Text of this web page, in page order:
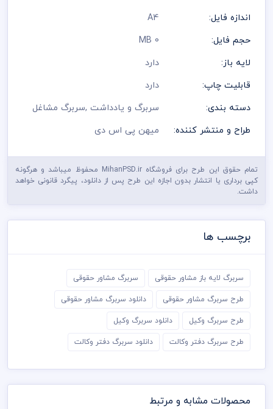
اندازه فایل:
A4
حجم فایل:
0 MB
لایه باز:
دارد
قابلیت چاپ:
دارد
دسته بندی:
سربرگ و یادداشت,سربرگ مشاغل
طراح و منتشر کننده:
میهن پی اس دی
تمام حقوق این طرح برای فروشگاه MihanPSD.ir محفوظ میباشد و هرگونه
کپی برداری یا انتشار بدون اجازه این طرح پس از دانلود، پیگرد قانونی خواهد
داشت.
برچسب ها
سربرگ لایه باز مشاور حقوقی سربرگ مشاور حقوقی
طرح سربرگ مشاور حقوقی دانلود سربرگ مشاور حقوقی
طرح سربرگ وکیل دانلود سربرگ وکیل
طرح سربرگ دفتر وکالت دانلود سربرگ دفتر وکالت
محصولات مشابه و مرتبط